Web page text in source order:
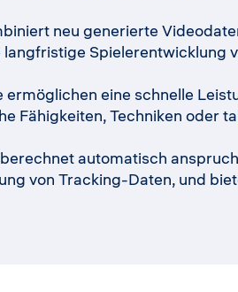
neu generierte
Spielerentwicklung
ermöglichen eine schnelle
Fähigkeiten, Techniken oder
automatisch
von Tracking-Daten, und